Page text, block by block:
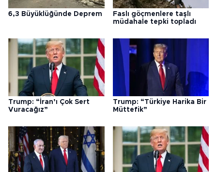
6,3 Büyüklüğünde Deprem
Faslı göçmenlere taşlı
müdahale tepki topladı
Trump: “İran’ı Çok Sert
Vuracağız”
Trump: “Türkiye Harika Bir
Müttefik”